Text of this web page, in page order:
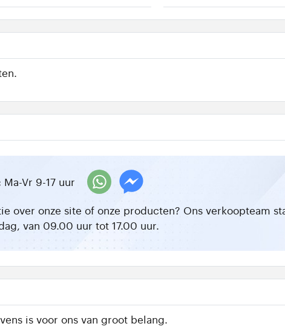
Ma-Vr 9-17 uur
over onze site of onze producten? Ons verkoopteam
van 09.00 uur tot 17.00 uur.
is voor ons van groot belang.